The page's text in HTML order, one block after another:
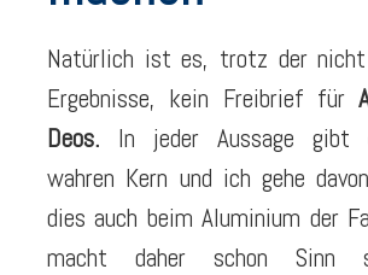
Natürlich ist es, trotz der nicht
Ergebnisse, kein Freibrief für
Deos. In jeder Aussage gibt
wahren Kern und ich gehe
dies auch beim Aluminium der
macht daher schon Sinn